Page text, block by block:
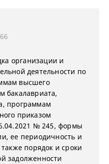
организации и
деятельности по
высшего
бакалавриата,
программам
приказом
№ 245, формы
ее периодичность и
порядок и сроки
задолженности